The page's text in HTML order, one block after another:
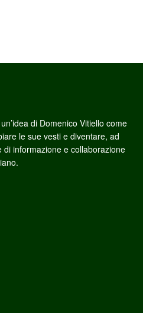
di Domenico Vitiello come
le sue vesti e diventare, ad
informazione e collaborazione